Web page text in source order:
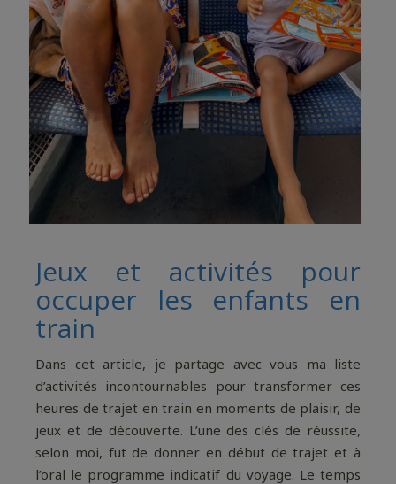
Jeux et activités pour
occuper les enfants en
train
Dans cet article, je partage avec vous ma liste
d’activités incontournables pour transformer ces
heures de trajet en train en moments de plaisir, de
jeux et de découverte. L’une des clés de réussite,
selon moi, fut de donner en début de trajet et à
l’oral le programme indicatif du voyage. Le temps